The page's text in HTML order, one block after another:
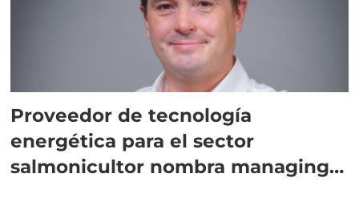
Proveedor de tecnología
energética para el sector
salmonicultor nombra managing